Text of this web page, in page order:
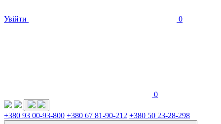
Увійти 0
0
+380 93 00-93-800 +380 67 81-90-212 +380 50 23-28-298